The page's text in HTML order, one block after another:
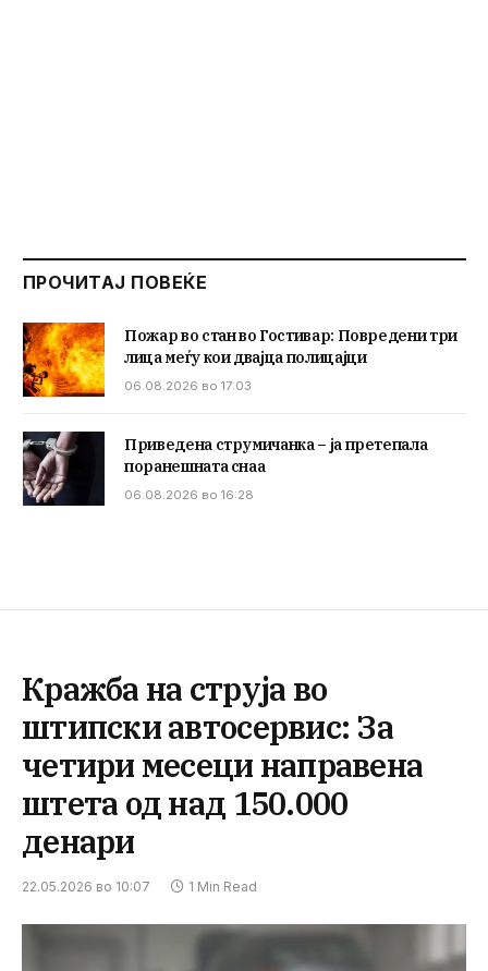
ПРОЧИТАЈ ПОВЕЌЕ
Пожар во стан во Гостивар: Повредени три
лица меѓу кои двајца полицајци
06.08.2026 во 17:03
Приведена струмичанка – ја претепала
поранешната снаа
06.08.2026 во 16:28
Кражба на струја во
штипски автосервис: За
четири месеци направена
штета од над 150.000
денари
22.05.2026 во 10:07 1 Min Read